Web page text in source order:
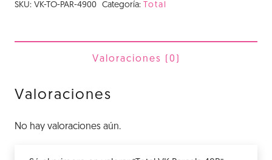
SKU: VK-TO-PAR-4900 Categoría: Total
Valoraciones (0)
Valoraciones
No hay valoraciones aún.